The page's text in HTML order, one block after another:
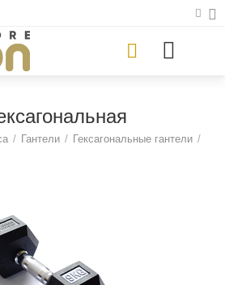
/ Гантели / Гексагональные гантели /